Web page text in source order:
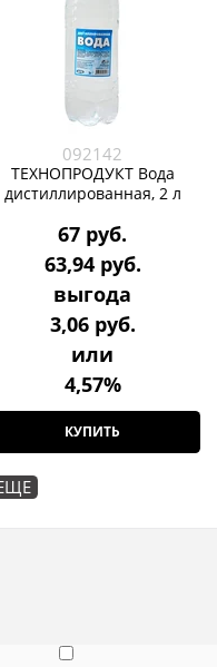
092142
ТЕХНОПРОДУКТ Вода
дистиллированная, 2 л
67 руб.
63,94 руб.
выгода
3,06 руб.
или
4,57%
КУПИТЬ